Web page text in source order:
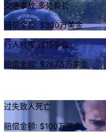
交通事故 多处骨折
赔偿金额: $300万美金
行人被撞 过错争议
赔偿金额: $267.5万美金
过失致人死亡
赔偿金额: $100万美金